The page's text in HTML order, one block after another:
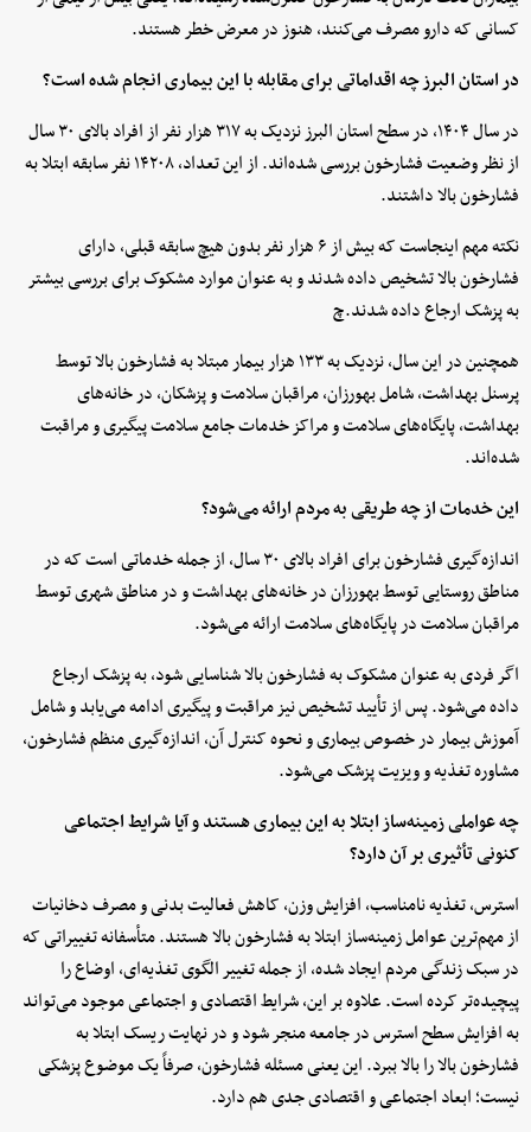
کسانی که دارو مصرف می‌کنند، هنوز در معرض خطر هستند.
در استان البرز چه اقداماتی برای مقابله با این بیماری انجام شده است؟
در سال ۱۴۰۴، در سطح استان البرز نزدیک به ۳۱۷ هزار نفر از افراد بالای ۳۰ سال
از نظر وضعیت فشارخون بررسی شده‌اند. از این تعداد، ۱۴۲۰۸ نفر سابقه ابتلا به
فشارخون بالا داشتند.
نکته مهم اینجاست که بیش از ۶ هزار نفر بدون هیچ سابقه قبلی، دارای
فشارخون بالا تشخیص داده شدند و به عنوان موارد مشکوک برای بررسی بیشتر
به پزشک ارجاع داده شدند.چ
همچنین در این سال، نزدیک به ۱۳۳ هزار بیمار مبتلا به فشارخون بالا توسط
پرسنل بهداشت، شامل بهورزان، مراقبان سلامت و پزشکان، در خانه‌های
بهداشت، پایگاه‌های سلامت و مراکز خدمات جامع سلامت پیگیری و مراقبت
شده‌اند.
این خدمات از چه طریقی به مردم ارائه می‌شود؟
اندازه‌گیری فشارخون برای افراد بالای ۳۰ سال، از جمله خدماتی است که در
مناطق روستایی توسط بهورزان در خانه‌های بهداشت و در مناطق شهری توسط
مراقبان سلامت در پایگاه‌های سلامت ارائه می‌شود.
اگر فردی به عنوان مشکوک به فشارخون بالا شناسایی شود، به پزشک ارجاع
داده می‌شود. پس از تأیید تشخیص نیز مراقبت و پیگیری ادامه می‌یابد و شامل
آموزش بیمار در خصوص بیماری و نحوه کنترل آن، اندازه‌گیری منظم فشارخون،
مشاوره تغذیه و ویزیت پزشک می‌شود.
چه عواملی زمینه‌ساز ابتلا به این بیماری هستند و آیا شرایط اجتماعی
کنونی تأثیری بر آن دارد؟
استرس، تغذیه نامناسب، افزایش وزن، کاهش فعالیت بدنی و مصرف دخانیات
از مهم‌ترین عوامل زمینه‌ساز ابتلا به فشارخون بالا هستند. متأسفانه تغییراتی که
در سبک زندگی مردم ایجاد شده، از جمله تغییر الگوی تغذیه‌ای، اوضاع را
پیچیده‌تر کرده است. علاوه بر این، شرایط اقتصادی و اجتماعی موجود می‌تواند
به افزایش سطح استرس در جامعه منجر شود و در نهایت ریسک ابتلا به
فشارخون بالا را بالا ببرد. این یعنی مسئله فشارخون، صرفاً یک موضوع پزشکی
نیست؛ ابعاد اجتماعی و اقتصادی جدی هم دارد.